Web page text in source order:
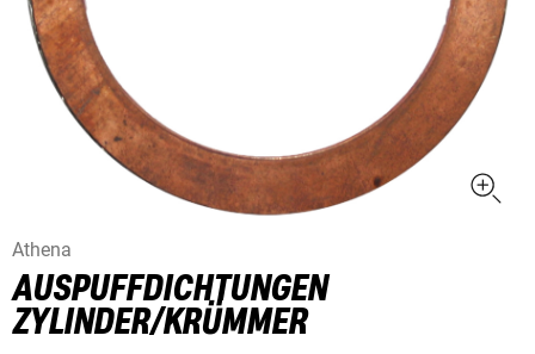
Athena
AUSPUFFDICHTUNGEN
ZYLINDER/KRÜMMER